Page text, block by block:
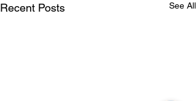
Recent Posts See All